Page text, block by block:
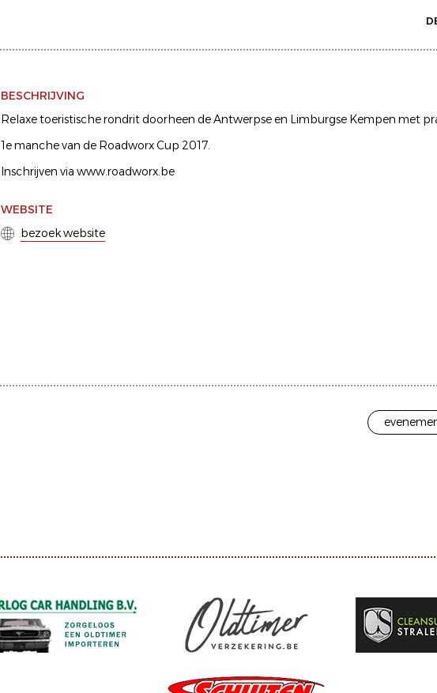
BESCHRIJVING
Relaxe toeristische rondrit doorheen de Antwerpse en Limburgse Kempen met
1e manche van de Roadworx Cup 2017.
Inschrijven via www.roadworx.be
WEBSITE
bezoek website